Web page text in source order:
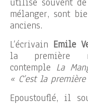
mélanger, sont
anciens.
L’écrivain Emile
la première
contemple La
« C’est la
Epoustouflé, il